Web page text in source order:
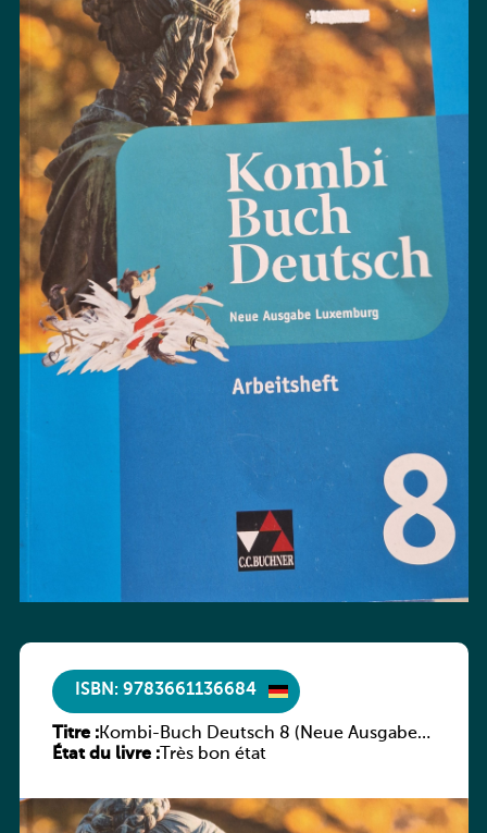
ISBN: 9783661136684
Titre :Kombi-Buch Deutsch 8 (Neue Ausgabe
Luxemburg)
État du livre :Très bon état